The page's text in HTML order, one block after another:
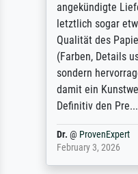
angekündigte
letztlich sogar
Qualität des
(Farben, Details
sondern
damit ein
Definitiv den Pre...
Dr. @ ProvenExpert
February 3, 2026